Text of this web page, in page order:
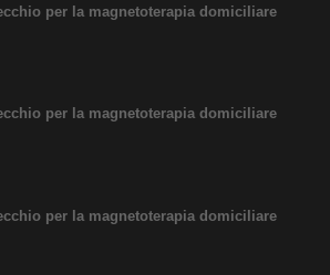
per la magnetoterapia domiciliare
per la magnetoterapia domiciliare
per la magnetoterapia domiciliare